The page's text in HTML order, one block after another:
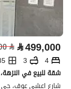
⃁499,000
⃁
4
3
شقة للبيع في
شارع اعشى عوف، حي